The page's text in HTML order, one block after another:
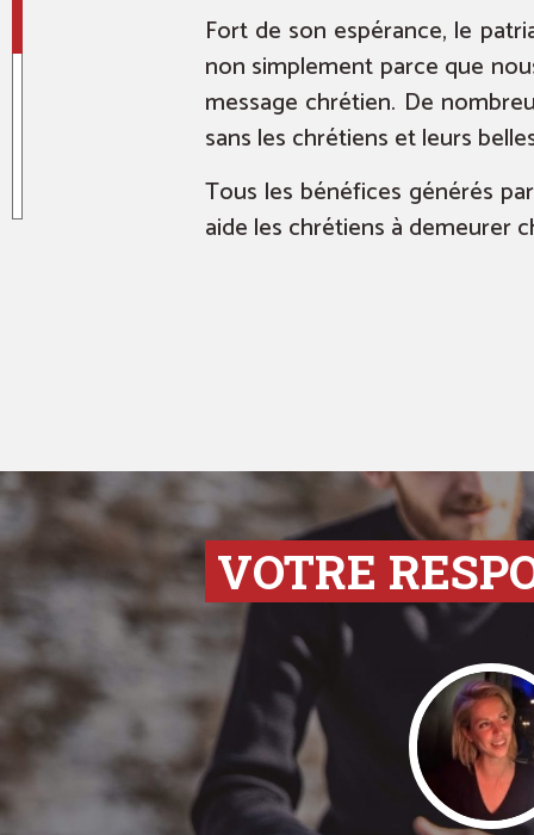
Fort de son espérance, le
non simplement parce que
message chrétien. De
sans les chrétiens et leurs
Tous les bénéfices générés
aide les chrétiens à demeurer
VOTRE